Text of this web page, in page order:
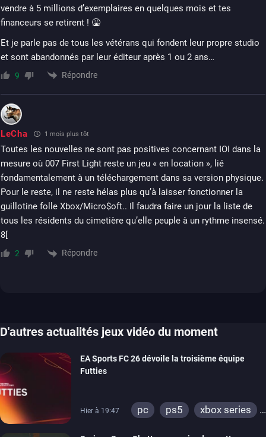
vendre à 5 millions d’exemplaires en quelques mois et tes
financeurs se retirent ! 🤮
Et je parle pas de tous les vétérans qui fondent leur propre studio
et sont abandonnés par leur éditeur après 1 ou 2 ans…
9 Répondre
LeCha 1 mois plus tôt
Toutes les nouvelles ne sont pas positives concernant IOI dans la
mesure où 007 First Light reste un jeu « en location », lié
fondamentalement à un téléchargement dans sa version physique.
Pour le reste, il ne reste hélas plus qu’à laisser fonctionner la
guillotine folle Xbox/Micro$oft.. Il faudra faire un jour la liste de
tous les résidents du cimetière qu’elle peuple à un rythme insensé.
8[
2 Répondre
D'autres actualités jeux vidéo du moment
EA Sports FC 26 dévoile la troisième équipe
Futties
Hier à 19:47 pc ps5
xbox series